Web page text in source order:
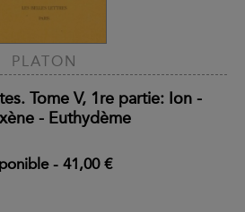
PLATON
Tome V, 1re partie: Ion -
- Euthydème
- 41,00 €